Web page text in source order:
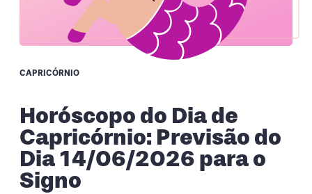
CAPRICÓRNIO
Horóscopo do Dia de
Capricórnio: Previsão do
Dia 14/06/2026 para o
Signo